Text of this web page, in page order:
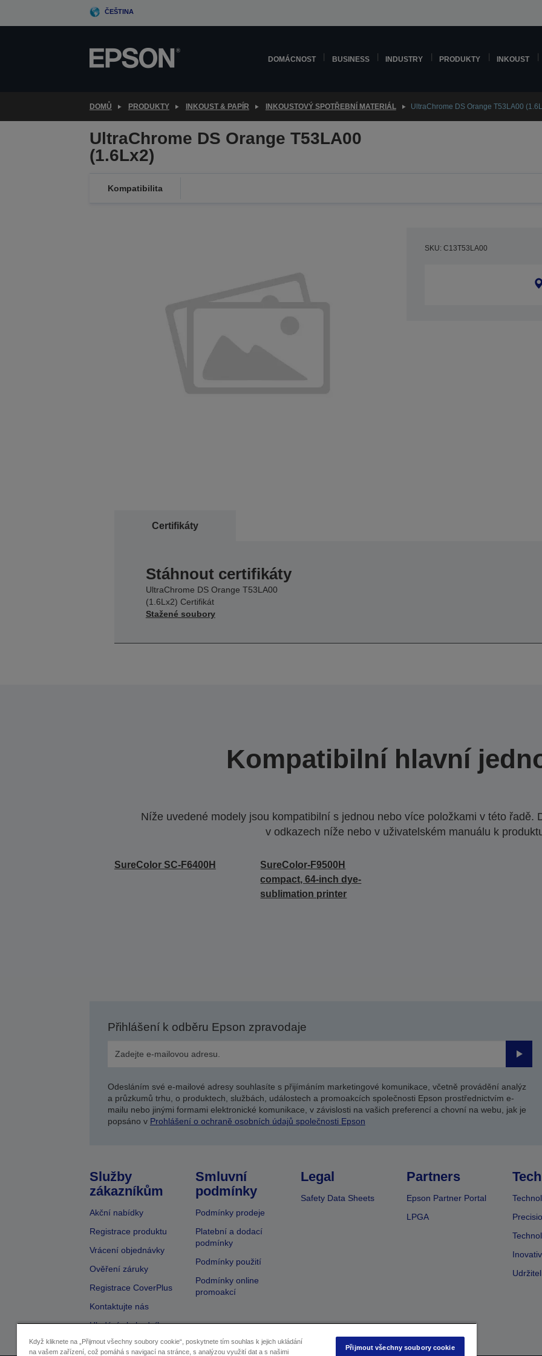
ČEŠTINA
DOMÁCNOST BUSINESS INDUSTRY PRODUKTY INKOUST
DOMŮ PRODUKTY INKOUST & PAPÍR INKOUSTOVÝ SPOTŘEBNÍ MATERIÁL UltraChrome DS Orange T53LA00
UltraChrome DS Orange T53LA00
(1.6Lx2)
Kompatibilita
SKU: C13T53LA00
Certifikáty
Stáhnout certifikáty
UltraChrome DS Orange T53LA00
(1.6Lx2) Certifikát
Stažené soubory
Kompatibilní hlavní
Níže uvedené modely jsou kompatibilní s jednou nebo více položkami v této řadě.
v odkazech níže nebo v uživatelském manuálu k
SureColor SC-F6400H
SureColor-F9500H
compact, 64-inch dye-
sublimation printer
Přihlášení k odběru Epson zpravodaje
Odesláním své e-mailové adresy souhlasíte s přijímáním marketingové komunikace, včetně provádění analýz
a průzkumů trhu, o produktech, službách, událostech a promoakcích společnosti Epson prostřednictvím e-
mailu nebo jinými formami elektronické komunikace, v závislosti na vašich preferencí a chovní na webu, jak je
popsáno v Prohlášení o ochraně osobních údajů společnosti Epson
Služby
zákazníkům
Akční nabídky
Registrace produktu
Vrácení objednávky
Ověření záruky
Registrace CoverPlus
Kontaktujte nás
Hledání obchodníka
Smluvní
podmínky
Podmínky prodeje
Platební a dodací
podmínky
Podmínky použití
Podmínky online
promoakcí
Legal
Safety Data Sheets
Partners
Epson Partner Portal
LPGA
Když kliknete na „Přijmout všechny soubory cookie“, poskytnete tím souhlas k jejich ukládání
na vašem zařízení, což pomáhá s navigací na stránce, s analýzou využití dat a s našimi
Přijmout všechny soubory cookie